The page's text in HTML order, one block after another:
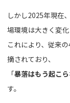
しかし2025年現在
場環境は大きく変化
これにより、従来
摘されており、
「暴落はもう起こ
す。